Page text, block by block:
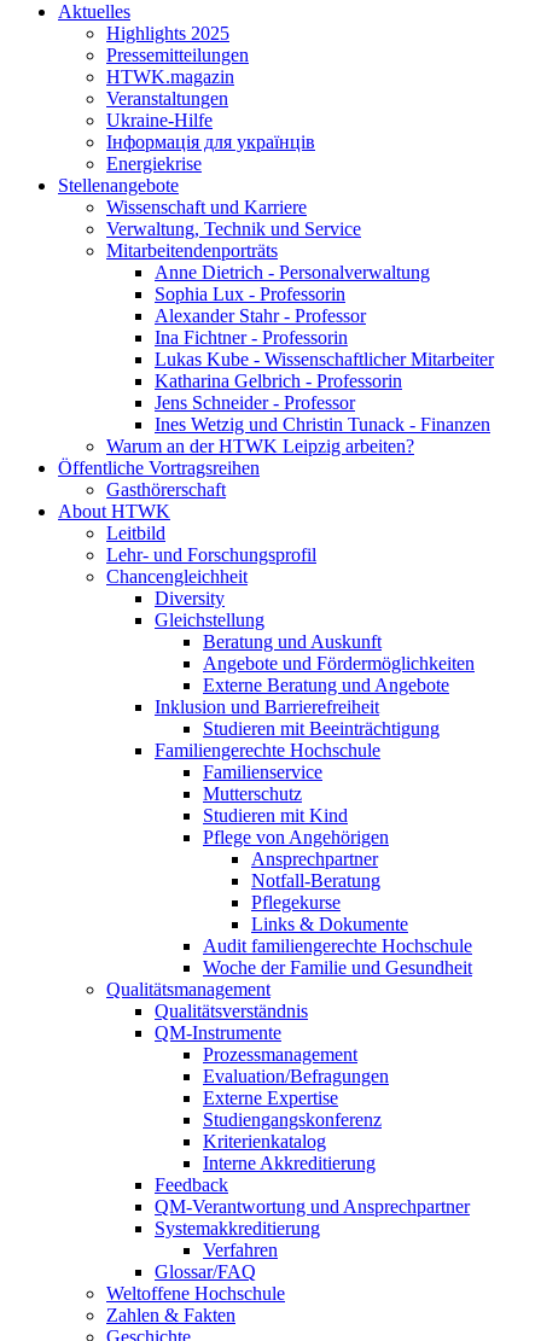
Aktuelles
Highlights 2025
Pressemitteilungen
HTWK.magazin
Veranstaltungen
Ukraine-Hilfe
Інформація для українців
Energiekrise
Stellenangebote
Wissenschaft und Karriere
Verwaltung, Technik und Service
Mitarbeitendenporträts
Anne Dietrich - Personalverwaltung
Sophia Lux - Professorin
Alexander Stahr - Professor
Ina Fichtner - Professorin
Lukas Kube - Wissenschaftlicher Mitarbeiter
Katharina Gelbrich - Professorin
Jens Schneider - Professor
Ines Wetzig und Christin Tunack - Finanzen
Warum an der HTWK Leipzig arbeiten?
Öffentliche Vortragsreihen
Gasthörerschaft
About HTWK
Leitbild
Lehr- und Forschungsprofil
Chancengleichheit
Diversity
Gleichstellung
Beratung und Auskunft
Angebote und Fördermöglichkeiten
Externe Beratung und Angebote
Inklusion und Barrierefreiheit
Studieren mit Beeinträchtigung
Familiengerechte Hochschule
Familienservice
Mutterschutz
Studieren mit Kind
Pflege von Angehörigen
Ansprechpartner
Notfall-Beratung
Pflegekurse
Links & Dokumente
Audit familiengerechte Hochschule
Woche der Familie und Gesundheit
Qualitätsmanagement
Qualitätsverständnis
QM-Instrumente
Prozessmanagement
Evaluation/Befragungen
Externe Expertise
Studiengangskonferenz
Kriterienkatalog
Interne Akkreditierung
Feedback
QM-Verantwortung und Ansprechpartner
Systemakkreditierung
Verfahren
Glossar/FAQ
Weltoffene Hochschule
Zahlen & Fakten